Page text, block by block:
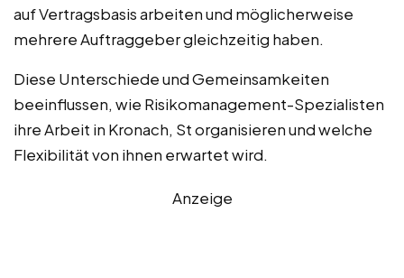
auf Vertragsbasis arbeiten und möglicherweise
mehrere Auftraggeber gleichzeitig haben.
Diese Unterschiede und Gemeinsamkeiten
beeinflussen, wie Risikomanagement-Spezialisten
ihre Arbeit in Kronach, St organisieren und welche
Flexibilität von ihnen erwartet wird.
Anzeige